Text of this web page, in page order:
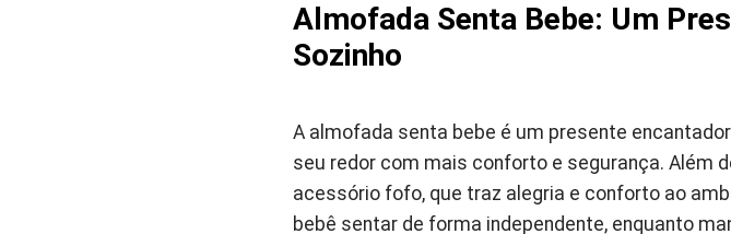
Almofada Senta Bebe: Um
Sozinho
A almofada senta bebe é um presente
seu redor com mais conforto e segurança. Além
acessório fofo, que traz alegria e conforto ao
bebê sentar de forma independente, enquanto